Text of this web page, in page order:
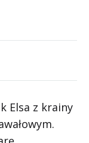
Elsa z krainy